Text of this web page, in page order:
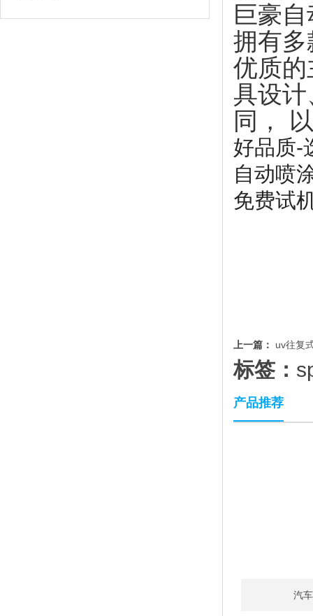
巨豪
拥有
优质
具设
同，
好品质-
自动喷
免费试
上一篇： uv往复
标签：
产品推荐
汽